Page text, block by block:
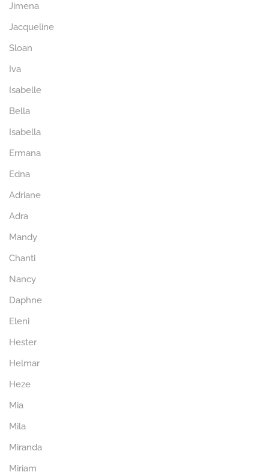
Jimena
Jacqueline
Sloan
Iva
Isabelle
Bella
Isabella
Ermana
Edna
Adriane
Adra
Mandy
Chanti
Nancy
Daphne
Eleni
Hester
Helmar
Heze
Mia
Mila
Miranda
Miriam